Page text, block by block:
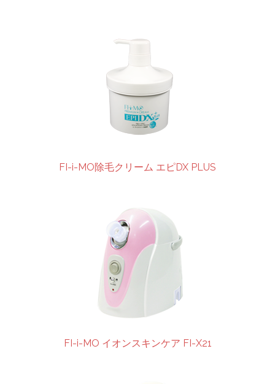
FI-i-MO除毛クリーム エピDX PLUS
FI-i-MO イオンスキンケア FI-X21